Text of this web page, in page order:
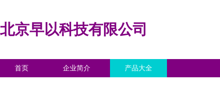
北京早以科技有限公司
首页 企业简介 产品大全